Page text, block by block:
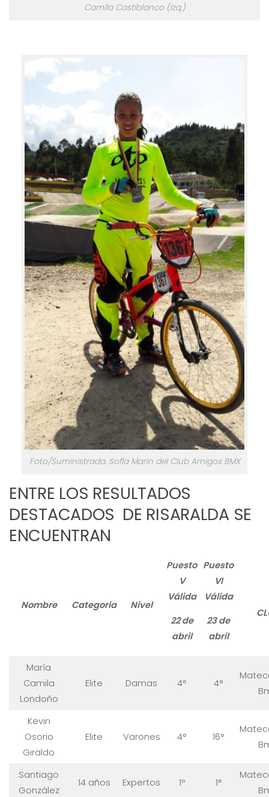
Camila Castiblanco (Izq.)
Foto/Suministrada. Sofía Marín del Club Amigos BMX
ENTRE LOS RESULTADOS
DESTACADOS DE RISARALDA SE
ENCUENTRAN
Nombre Categoría Nivel
Puesto
V
Válida
22 de
abril
Puesto
VI
Válida
23 de
abril
María
Camila
Londoño
Elite Damas 4° 4°
Kevin
Osorio
Giraldo
Elite Varones 4° 16°
Santiago
González
14 años Expertos 1° 1°